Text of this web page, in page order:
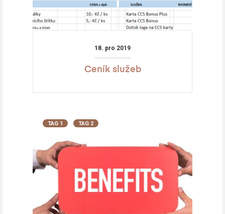
18. pro 2019
Ceník služeb
TAG 1 TAG 2